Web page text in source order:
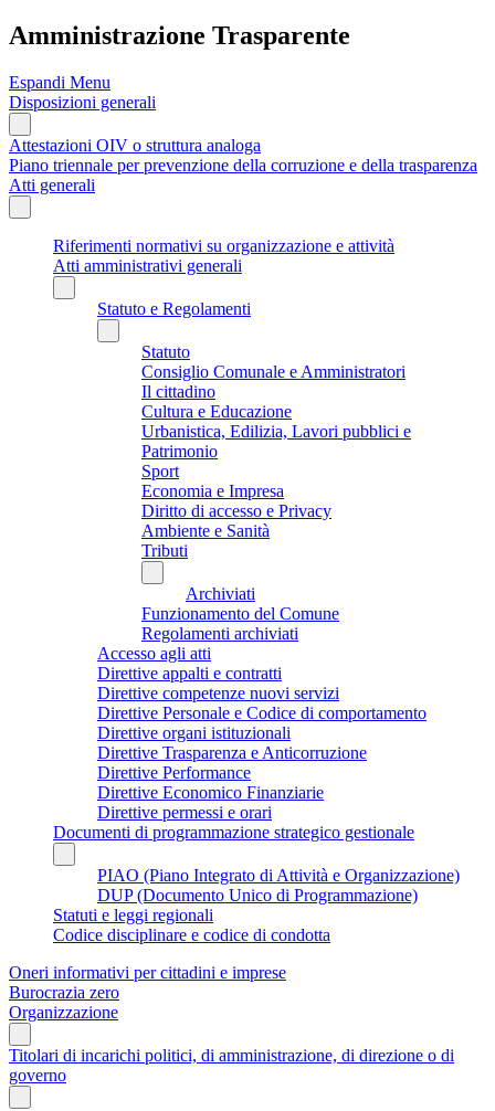
Amministrazione Trasparente
Espandi Menu
Disposizioni generali
Attestazioni OIV o struttura analoga
Piano triennale per prevenzione della corruzione e della trasparenza
Atti generali
Riferimenti normativi su organizzazione e attività
Atti amministrativi generali
Statuto e Regolamenti
Statuto
Consiglio Comunale e Amministratori
Il cittadino
Cultura e Educazione
Urbanistica, Edilizia, Lavori pubblici e
Patrimonio
Sport
Economia e Impresa
Diritto di accesso e Privacy
Ambiente e Sanità
Tributi
Archiviati
Funzionamento del Comune
Regolamenti archiviati
Accesso agli atti
Direttive appalti e contratti
Direttive competenze nuovi servizi
Direttive Personale e Codice di comportamento
Direttive organi istituzionali
Direttive Trasparenza e Anticorruzione
Direttive Performance
Direttive Economico Finanziarie
Direttive permessi e orari
Documenti di programmazione strategico gestionale
PIAO (Piano Integrato di Attività e Organizzazione)
DUP (Documento Unico di Programmazione)
Statuti e leggi regionali
Codice disciplinare e codice di condotta
Oneri informativi per cittadini e imprese
Burocrazia zero
Organizzazione
Titolari di incarichi politici, di amministrazione, di direzione o di
governo